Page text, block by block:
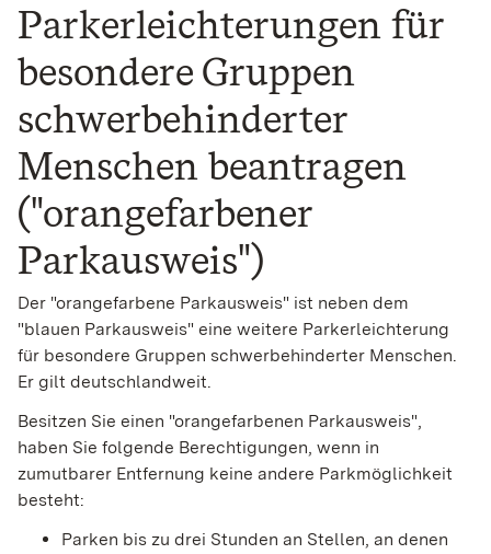
Parkerleichterungen für
besondere Gruppen
schwerbehinderter
Menschen beantragen
("orangefarbener
Parkausweis")
Der "orangefarbene Parkausweis" ist neben dem
"blauen Parkausweis" eine weitere Parkerleichterung
für besondere Gruppen schwerbehinderter Menschen.
Er gilt deutschlandweit.
Besitzen Sie einen "orangefarbenen Parkausweis",
haben Sie folgende Berechtigungen, wenn in
zumutbarer Entfernung keine andere Parkmöglichkeit
besteht:
Parken bis zu drei Stunden an Stellen, an denen